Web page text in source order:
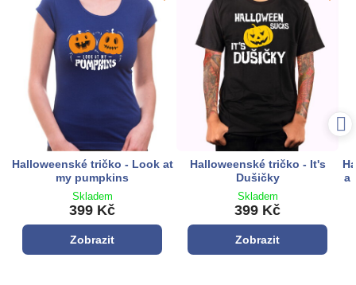
Halloweenské tričko - Look at
my pumpkins
Skladem
399 Kč
Zobrazit
Halloweenské tričko - It's
Dušičky
Skladem
399 Kč
Zobrazit
a